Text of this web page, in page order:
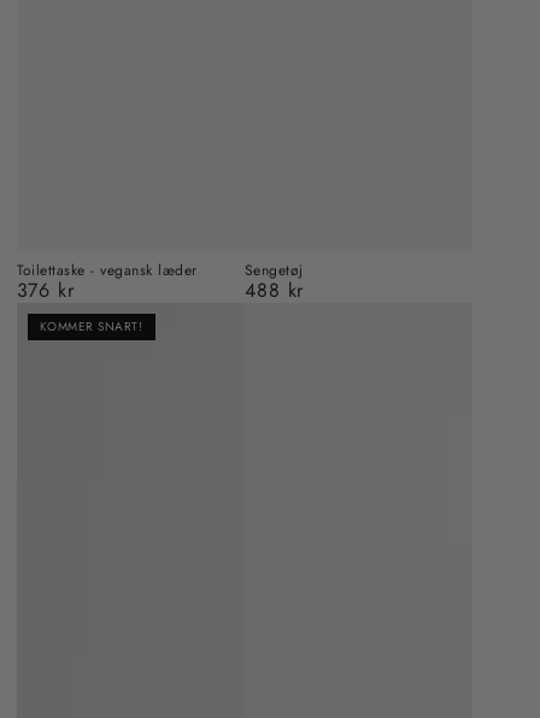
Toilettaske - vegansk læder
Almindelig
pris
376 kr
Sengetøj
Almindelig
488 kr
KOMMER SNART!